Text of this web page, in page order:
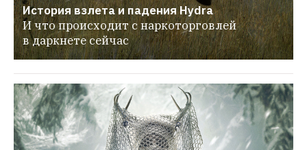
История взлета и падения Hydra
И что происходит с наркоторговлей
в даркнете сейчас